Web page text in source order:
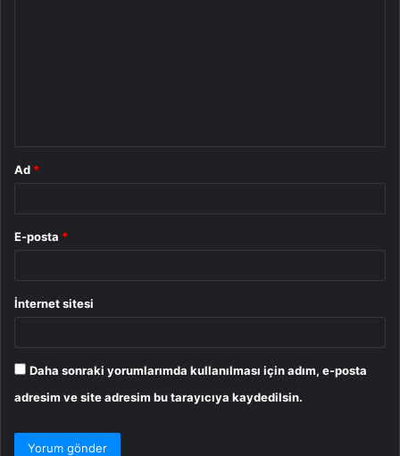
Ad *
E-posta *
İnternet sitesi
Daha sonraki yorumlarımda kullanılması için adım, e-posta
adresim ve site adresim bu tarayıcıya kaydedilsin.